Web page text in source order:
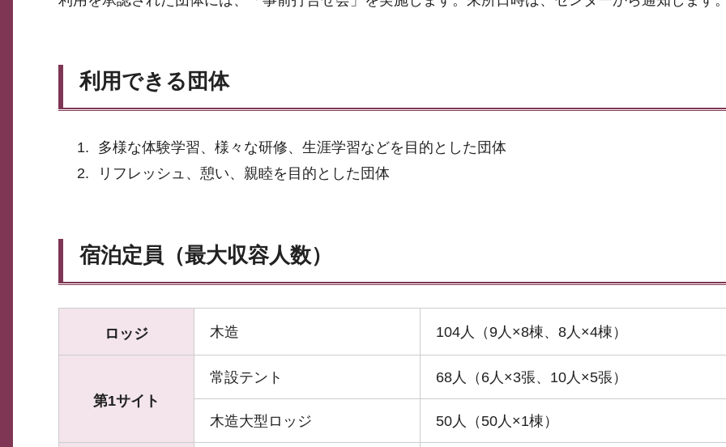
利用できる団体
多様な体験学習、様々な研修、生涯学習などを目的とした団体
リフレッシュ、憩い、親睦を目的とした団体
宿泊定員（最大収容人数）
ロッジ 木造 104人（9人×8棟、8人×4棟）
第1サイト
常設テント 68人（6人×3張、10人×5張）
木造大型ロッジ 50人（50人×1棟）